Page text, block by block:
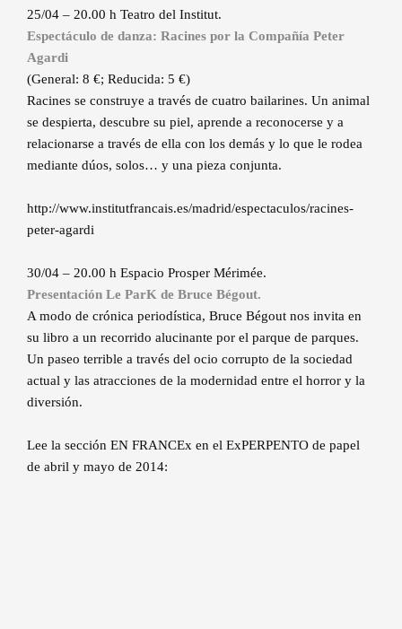
25/04 – 20.00 h Teatro del Institut.
Espectáculo de danza: Racines por la Compañía Peter
Agardi
(General: 8 €; Reducida: 5 €)
Racines se construye a través de cuatro bailarines. Un animal
se despierta, descubre su piel, aprende a reconocerse y a
relacionarse a través de ella con los demás y lo que le rodea
mediante dúos, solos… y una pieza conjunta.
http://www.institutfrancais.es/madrid/espectaculos/racines-
peter-agardi
30/04 – 20.00 h Espacio Prosper Mérimée.
Presentación Le ParK de Bruce Bégout.
A modo de crónica periodística, Bruce Bégout nos invita en
su libro a un recorrido alucinante por el parque de parques.
Un paseo terrible a través del ocio corrupto de la sociedad
actual y las atracciones de la modernidad entre el horror y la
diversión.
Lee la sección EN FRANCEx en el ExPERPENTO de papel
de abril y mayo de 2014: